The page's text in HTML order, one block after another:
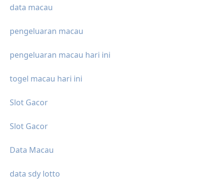
data macau
pengeluaran macau
pengeluaran macau hari ini
togel macau hari ini
Slot Gacor
Slot Gacor
Data Macau
data sdy lotto